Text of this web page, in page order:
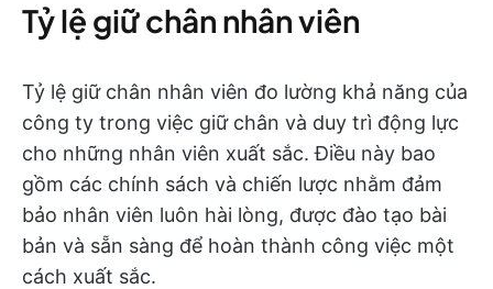
Tỷ lệ giữ chân nhân viên
Tỷ lệ giữ chân nhân viên đo lường khả năng của
công ty trong việc giữ chân và duy trì động lực
cho những nhân viên xuất sắc. Điều này bao
gồm các chính sách và chiến lược nhằm đảm
bảo nhân viên luôn hài lòng, được đào tạo bài
bản và sẵn sàng để hoàn thành công việc một
cách xuất sắc.